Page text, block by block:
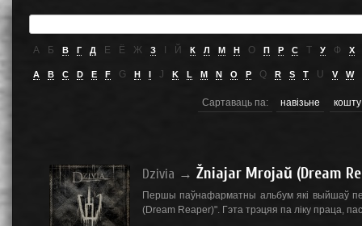
А Б В Г Д Е Ё Ж З Й К Л М Н О П Р С Т У Ф Х
A B C D E F G H I J K L M N O P Q R S T U V W
Сартаваць па: навізьне кошту
Dzivia → Žniajar Mrojaŭ (Dream
Першы паўнафарматны альбум які выйшаў
(Dream Reaper)". Гэта трэцяя па ліку праца,